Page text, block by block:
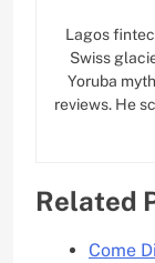
Lagos
Swiss
Yoruba
reviews. He
Related
Come